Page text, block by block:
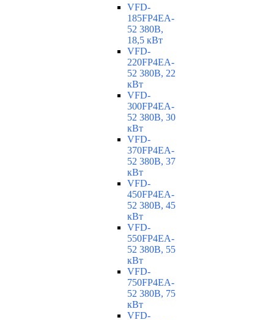
VFD-
185FP4EA-
52 380В,
18,5 кВт
VFD-
220FP4EA-
52 380В, 22
кВт
VFD-
300FP4EA-
52 380В, 30
кВт
VFD-
370FP4EA-
52 380В, 37
кВт
VFD-
450FP4EA-
52 380В, 45
кВт
VFD-
550FP4EA-
52 380В, 55
кВт
VFD-
750FP4EA-
52 380В, 75
кВт
VFD-